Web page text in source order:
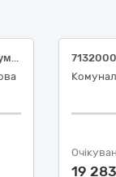
Виготовлення проектно-кошторисної документації по об’єкту: «Реконструкція будівлі №*/34 (лікувальний корпус) з добудовою приміщення для встановлення модуля МРТ, в/м № *, ВМКЦ Західного регіону, м. Львів, вул..*,»
19